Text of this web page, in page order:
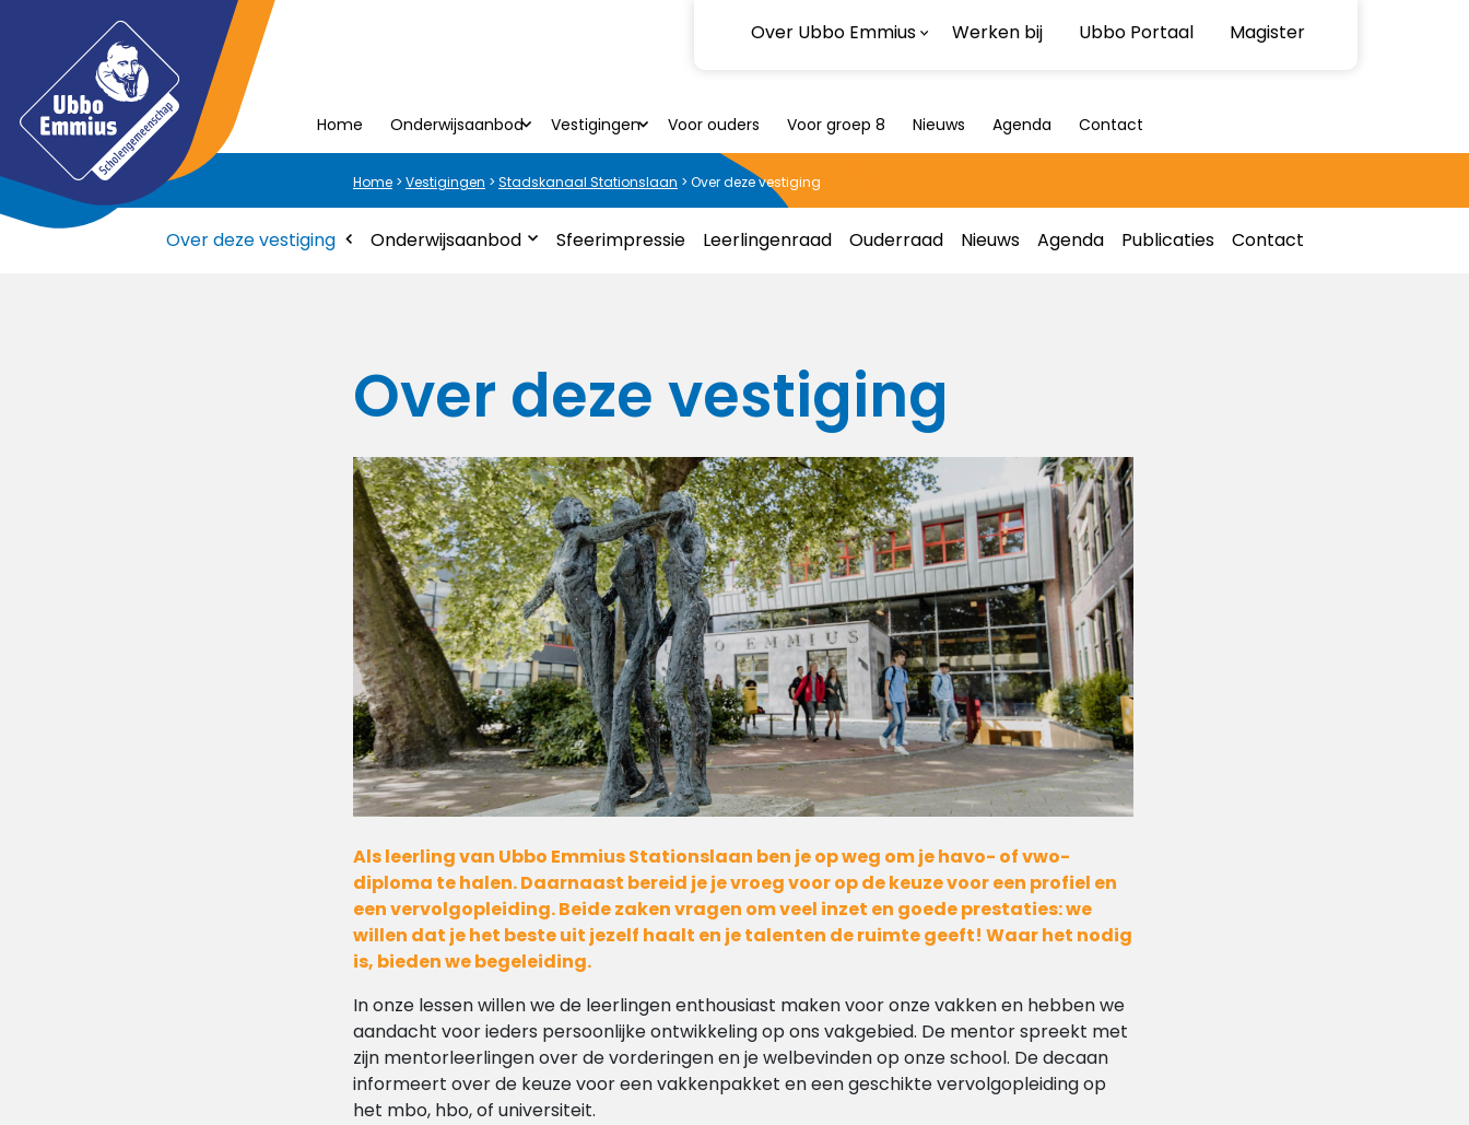
Home Onderwijsaanbod Vestigingen Voor ouders Voor groep 8 Nieuws Agenda Contact
Over Ubbo Emmius Werken bij Ubbo Portaal Magister
Home > Vestigingen > Stadskanaal Stationslaan > Over deze vestiging
Over deze vestiging Onderwijsaanbod Sfeerimpressie Leerlingenraad Ouderraad Nieuws Agenda Publicaties Contact
Over deze vestiging
Als leerling van Ubbo Emmius Stationslaan ben je op weg om je havo- of vwo-
diploma te halen. Daarnaast bereid je je vroeg voor op de keuze voor een profiel en
een vervolgopleiding. Beide zaken vragen om veel inzet en goede prestaties: we
willen dat je het beste uit jezelf haalt en je talenten de ruimte geeft! Waar het nodig
is, bieden we begeleiding.
In onze lessen willen we de leerlingen enthousiast maken voor onze vakken en hebben we
aandacht voor ieders persoonlijke ontwikkeling op ons vakgebied. De mentor spreekt met
zijn mentorleerlingen over de vorderingen en je welbevinden op onze school. De decaan
informeert over de keuze voor een vakkenpakket en een geschikte vervolgopleiding op
het mbo, hbo, of universiteit.